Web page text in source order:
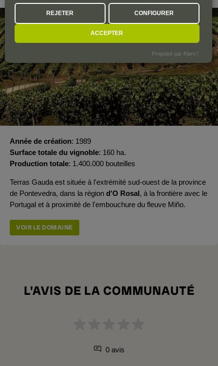
Année de création 1989
Surface totale du vignoble 160 ha.
Production totale 1.400.000 bouteilles
Terras Gauda est située à l'extrémité sud-ouest de la province
de Pontevedra, dans la région d'O Rosal, à la frontière avec le
Portugal et à proximité de l'embouchure du fleuve Miño.
VOIR LE DOMAINE
L'AVIS DE LA COMMUNAUTÉ
0 avis
REJETER CONFIGURER
ACCEPTER
Propulsé par Klaro !